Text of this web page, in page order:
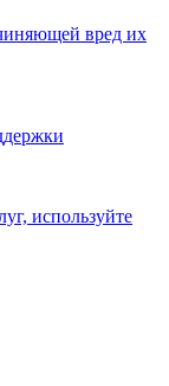
вред их
используйте